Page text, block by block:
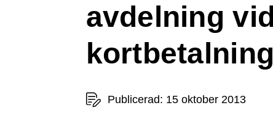
avdelning vid
Publicerad: 15 oktober 2013